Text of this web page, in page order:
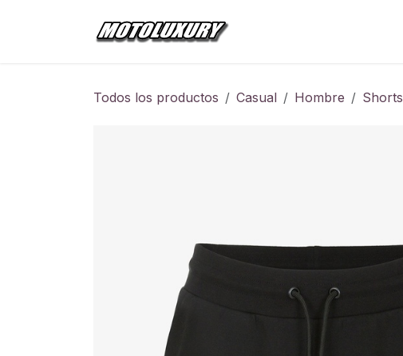
Todos los productos Casual Hombre Shorts